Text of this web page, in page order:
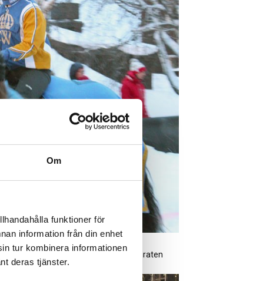
Om
funktioner för
information från din enhet
tur kombinera informationen
deras tjänster.
Till assistans fanns klasskamraten